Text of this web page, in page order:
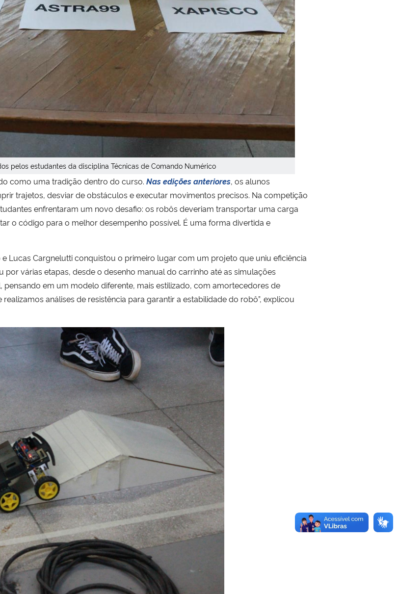
pelos estudantes da disciplina Técnicas de Comando Numérico
como uma tradição dentro do curso. Nas edições anteriores, os alunos
trajetos, desviar de obstáculos e executar movimentos precisos. Na competição
enfrentaram um novo desafio: os robôs deveriam transportar uma carga
o código para o melhor desempenho possível. É uma forma divertida e
Lucas Cargnelutti conquistou o primeiro lugar com um projeto que uniu eficiência
várias etapas, desde o desenho manual do carrinho até as simulações
pensando em um modelo diferente, mais estilizado, com amortecedores de
análises de resistência para garantir a estabilidade do robô”, explicou